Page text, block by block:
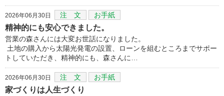
2026年06月30日 注 文 お手紙
精神的にも安心できました。
営業の森さんには大変お世話になりました。
土地の購入から太陽光発電の設置、ローンを組むところまでサポー
トしていただき、精神的にも、森さんに…
2026年06月30日 注 文 お手紙
家づくりは人生づくり